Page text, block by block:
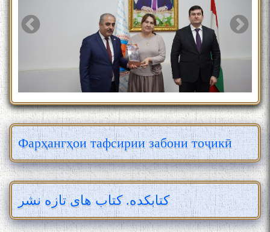
Фарҳангҳои тафсирии забони тоҷикӣ
کتابکده. کتاب های تازه نشر